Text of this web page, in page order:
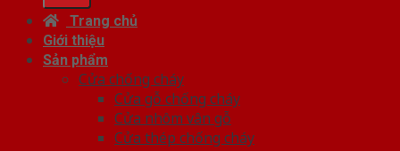
Trang chủ
Giới thiệu
Sản phẩm
Cửa chống cháy
Cửa gỗ chống cháy
Cửa nhôm vân gỗ
Cửa thép chống cháy